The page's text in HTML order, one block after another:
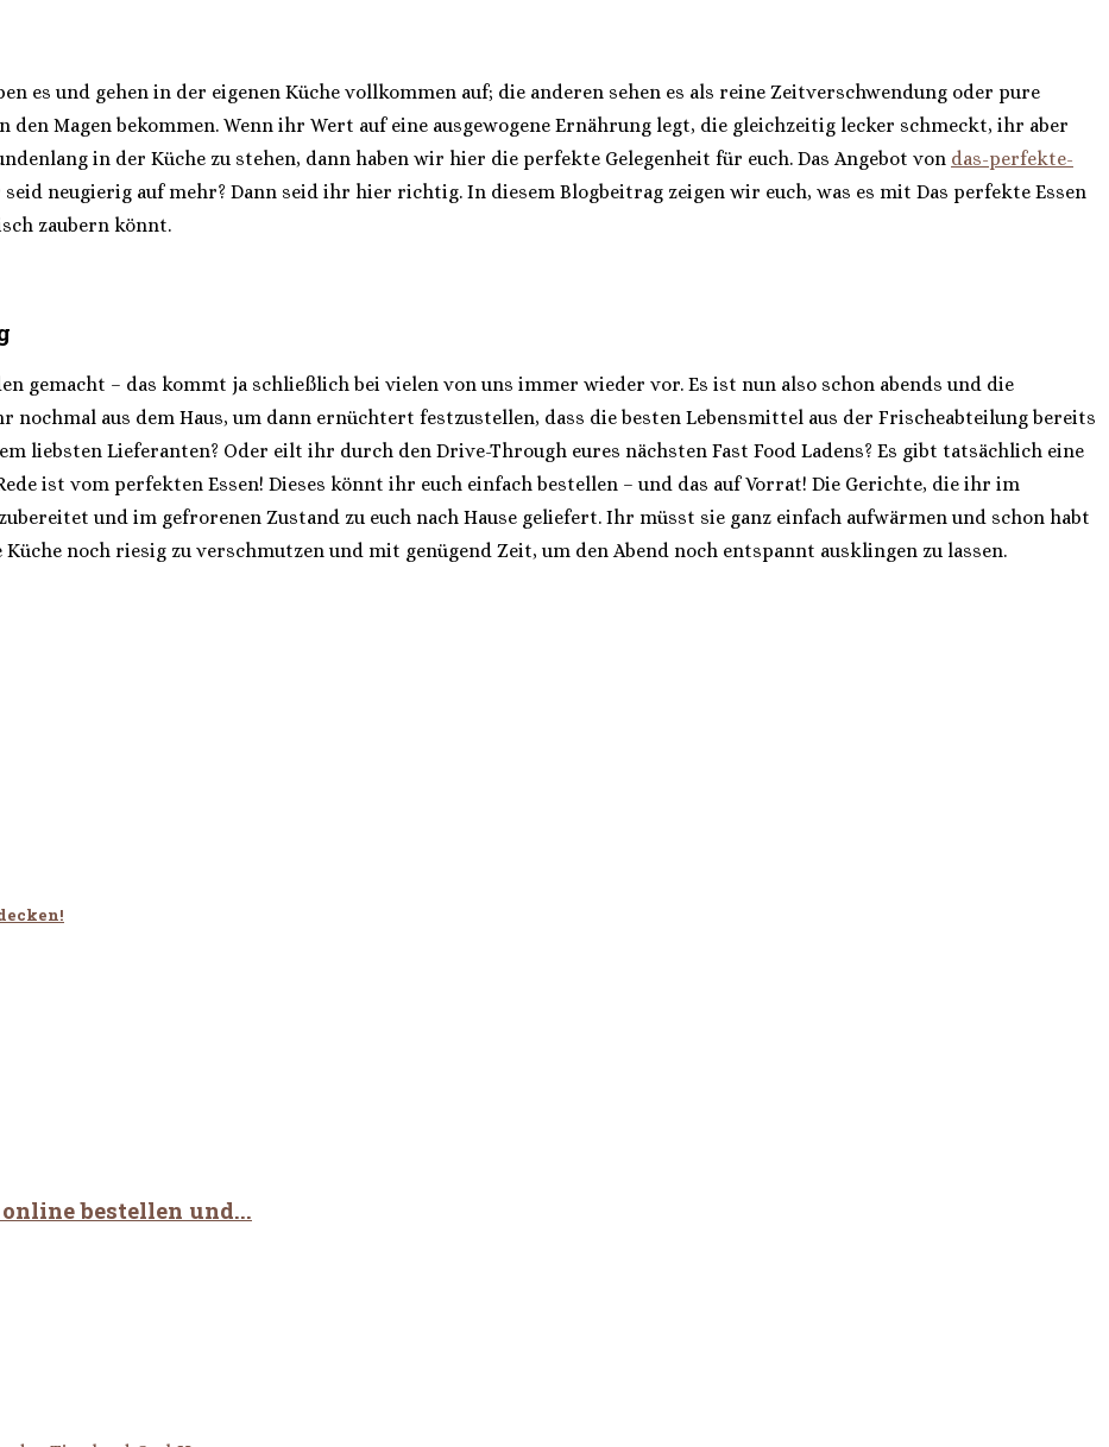
es und gehen in der eigenen Küche vollkommen auf; die anderen sehen es als reine Zeitverschwendung oder pure
Magen bekommen. Wenn ihr Wert auf eine ausgewogene Ernährung legt, die gleichzeitig lecker schmeckt, ihr aber
in der Küche zu stehen, dann haben wir hier die perfekte Gelegenheit für euch. Das Angebot von das-perfekte-
neugierig auf mehr? Dann seid ihr hier richtig. In diesem Blogbeitrag zeigen wir euch, was es mit Das perfekte Essen
zaubern könnt.
gemacht – das kommt ja schließlich bei vielen von uns immer wieder vor. Es ist nun also schon abends und die
nochmal aus dem Haus, um dann ernüchtert festzustellen, dass die besten Lebensmittel aus der Frischeabteilung bereits
liebsten Lieferanten? Oder eilt ihr durch den Drive-Through eures nächsten Fast Food Ladens? Es gibt tatsächlich eine
ist vom perfekten Essen! Dieses könnt ihr euch einfach bestellen – und das auf Vorrat! Die Gerichte, die ihr im
und im gefrorenen Zustand zu euch nach Hause geliefert. Ihr müsst sie ganz einfach aufwärmen und schon habt
noch riesig zu verschmutzen und mit genügend Zeit, um den Abend noch entspannt ausklingen zu lassen.
bestellen und...